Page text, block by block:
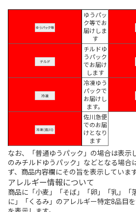
ゆうパッ
ク等でお
届けしま
す
チルドゆ
うパック
でお届け
します
冷凍ゆう
パックで
お届けし
ます。
佐川急便
でのお届
けとなり
ます
なお、「普通ゆうパック」の場合は表示
のみチルドゆうパック」などとなる場合
ず、商品内容欄にその旨を表示しています
アレルギー情報について
商品に「小麦」「そば」「卵」「乳」「
に」「くるみ」のアレルギー特定8品目